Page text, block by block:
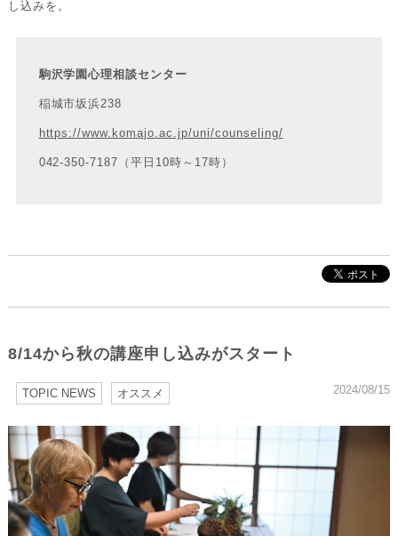
し込みを。
駒沢学園心理相談センター
稲城市坂浜238
https://www.komajo.ac.jp/uni/counseling/
042-350-7187（平日10時～17時）
8/14から秋の講座申し込みがスタート
2024/08/15
TOPIC NEWS オススメ